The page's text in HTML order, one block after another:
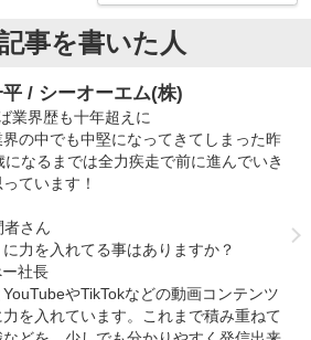
事を書いた人
/ シーオーエム(株)
業界歴も十年超えに
の中でも中堅になってきてしまった昨
になるまでは全力疾走で前に進んでいき
ています！
者さん
力を入れてる事はありますか？
社長
やTikTokなどの動画コンテンツ
を入れています。これまで積み重ねて